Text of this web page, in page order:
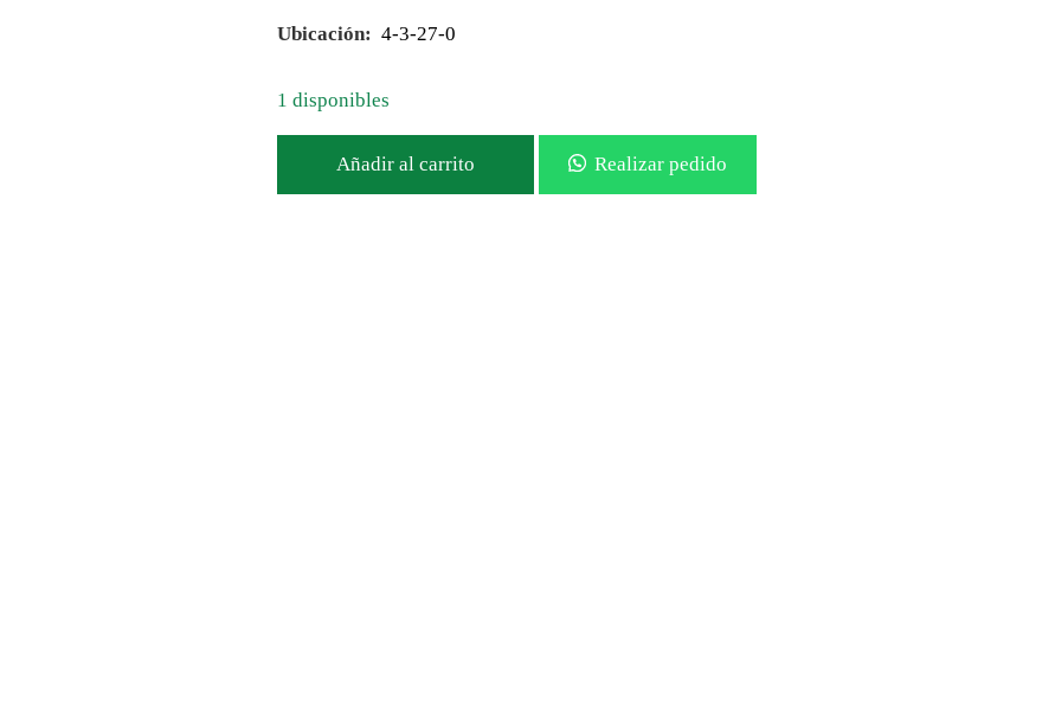
Ubicación: 4-3-27-0
1 disponibles
Añadir al carrito Realizar pedido